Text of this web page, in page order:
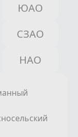
ЮАО
СЗАО
НАО